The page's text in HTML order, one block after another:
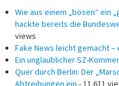
Wie aus einem „bösen“ ein
hackte bereits die
views
Fake News leicht gemacht –
Ein unglaublicher SZ-
Quer durch Berlin: Der
Abtreibungen ein - 11.611